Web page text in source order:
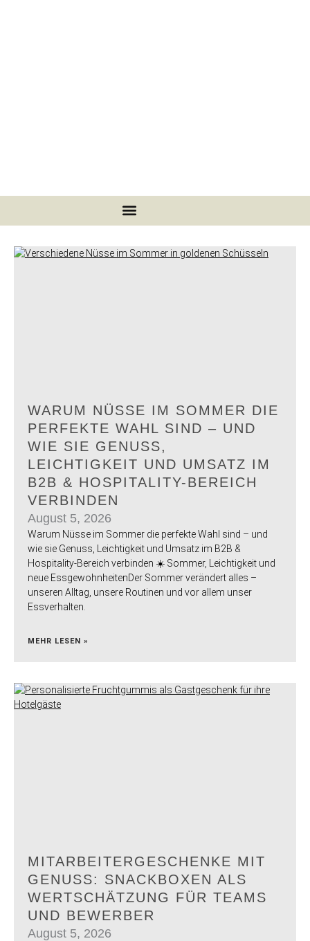
WARUM NÜSSE IM SOMMER DIE
PERFEKTE WAHL SIND – UND
WIE SIE GENUSS,
LEICHTIGKEIT UND UMSATZ IM
B2B & HOSPITALITY-BEREICH
VERBINDEN
August 5, 2026
Warum Nüsse im Sommer die perfekte Wahl sind – und
wie sie Genuss, Leichtigkeit und Umsatz im B2B &
Hospitality-Bereich verbinden ☀️ Sommer, Leichtigkeit und
neue EssgewohnheitenDer Sommer verändert alles –
unseren Alltag, unsere Routinen und vor allem unser
Essverhalten.
MEHR LESEN »
MITARBEITERGESCHENKE MIT
GENUSS: SNACKBOXEN ALS
WERTSCHÄTZUNG FÜR TEAMS
UND BEWERBER
August 5, 2026
SeiteSeiteSeiteSeiteSeiteSeiteSeiteSeiteSeiteSeiteSeiteSeiteSeiteSeite